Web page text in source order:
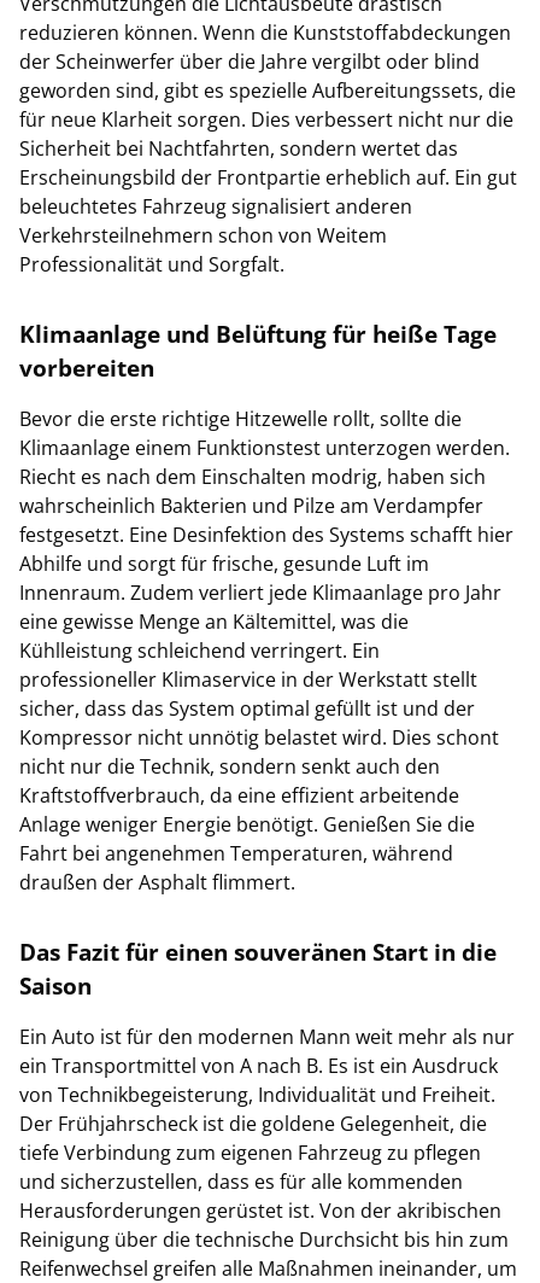
reduzieren können. Wenn die Kunststoffabdeckungen
der Scheinwerfer über die Jahre vergilbt oder blind
geworden sind, gibt es spezielle Aufbereitungssets, die
für neue Klarheit sorgen. Dies verbessert nicht nur die
Sicherheit bei Nachtfahrten, sondern wertet das
Erscheinungsbild der Frontpartie erheblich auf. Ein gut
beleuchtetes Fahrzeug signalisiert anderen
Verkehrsteilnehmern schon von Weitem
Professionalität und Sorgfalt.
Klimaanlage und Belüftung für heiße Tage
vorbereiten
Bevor die erste richtige Hitzewelle rollt, sollte die
Klimaanlage einem Funktionstest unterzogen werden.
Riecht es nach dem Einschalten modrig, haben sich
wahrscheinlich Bakterien und Pilze am Verdampfer
festgesetzt. Eine Desinfektion des Systems schafft hier
Abhilfe und sorgt für frische, gesunde Luft im
Innenraum. Zudem verliert jede Klimaanlage pro Jahr
eine gewisse Menge an Kältemittel, was die
Kühlleistung schleichend verringert. Ein
professioneller Klimaservice in der Werkstatt stellt
sicher, dass das System optimal gefüllt ist und der
Kompressor nicht unnötig belastet wird. Dies schont
nicht nur die Technik, sondern senkt auch den
Kraftstoffverbrauch, da eine effizient arbeitende
Anlage weniger Energie benötigt. Genießen Sie die
Fahrt bei angenehmen Temperaturen, während
draußen der Asphalt flimmert.
Das Fazit für einen souveränen Start in die
Saison
Ein Auto ist für den modernen Mann weit mehr als nur
ein Transportmittel von A nach B. Es ist ein Ausdruck
von Technikbegeisterung, Individualität und Freiheit.
Der Frühjahrscheck ist die goldene Gelegenheit, die
tiefe Verbindung zum eigenen Fahrzeug zu pflegen
und sicherzustellen, dass es für alle kommenden
Herausforderungen gerüstet ist. Von der akribischen
Reinigung über die technische Durchsicht bis hin zum
Reifenwechsel greifen alle Maßnahmen ineinander, um